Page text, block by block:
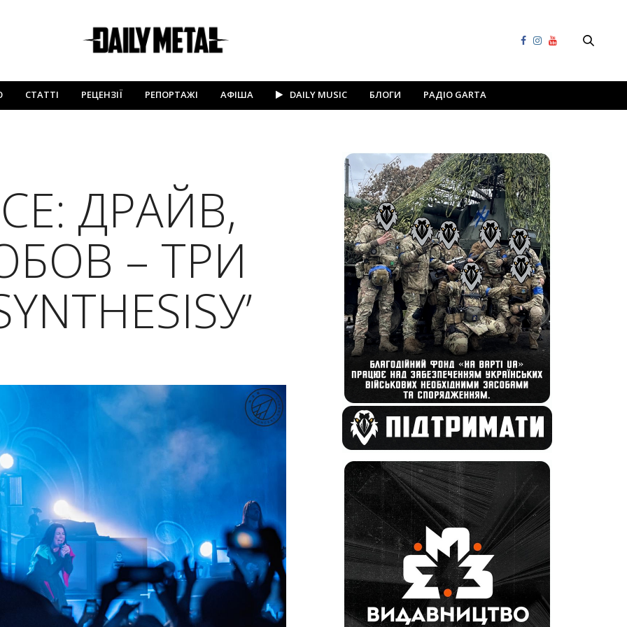
СТАТТІ РЕЦЕНЗІЇ РЕПОРТАЖІ АФІША DAILY MUSIC БЛОГИ РАДІО GARTA
ДРАЙВ,
– ТРИ